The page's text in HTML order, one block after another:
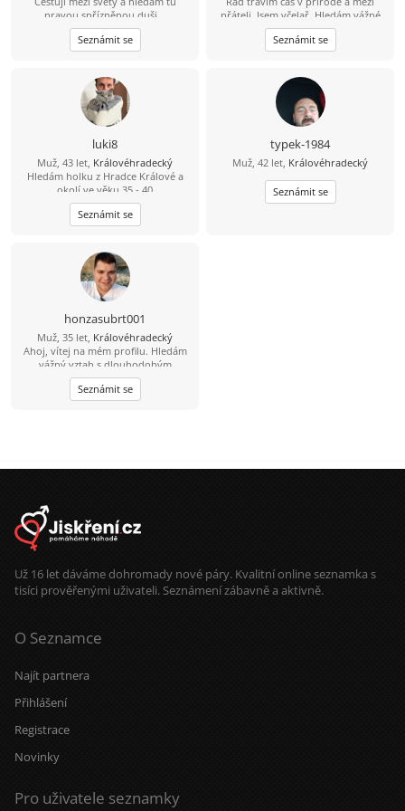
pro strach uděláno, budeme si
skvěle rozumět.
pravou spřízněnou duši...
Seznámit se
přáteli. Jsem včelař. Hledám vážné
seznámení a ne partnerku na jednu
noc.
Seznámit se
luki8
Muž, 43 let, Královéhradecký
Hledám holku z Hradce Králové a
okolí ve věku 35 - 40
Seznámit se
typek-1984
Muž, 42 let, Královéhradecký
Seznámit se
honzasubrt001
Muž, 35 let, Královéhradecký
Ahoj, vítej na mém profilu. Hledám
vážný vztah s dlouhodobým
potenciálem. Jsem člověk povídavý a
proberu s tebou vše, co chceš.
Pokud hledáš někoho,o koho se
Těším se na tvoji zprávu.
Seznámit se
Už 16 let dáváme dohromady nové páry. Kvalitní online seznamka s
tisíci prověřenými uživateli. Seznámení zábavně a aktivně.
O Seznamce
Najít partnera
Přihlášení
Registrace
Novinky
Pro uživatele seznamky